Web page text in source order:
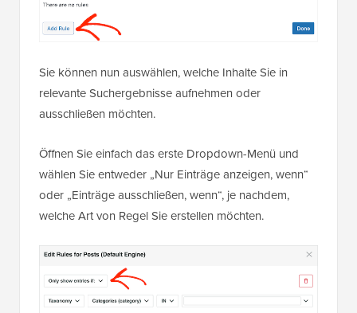
Sie können nun auswählen, welche Inhalte Sie in
relevante Suchergebnisse aufnehmen oder
ausschließen möchten.
Öffnen Sie einfach das erste Dropdown-Menü und
wählen Sie entweder „Nur Einträge anzeigen, wenn“
oder „Einträge ausschließen, wenn“, je nachdem,
welche Art von Regel Sie erstellen möchten.